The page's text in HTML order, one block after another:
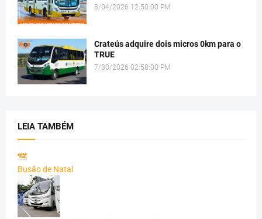
8/04/2026 12:50:00 PM
Crateús adquire dois micros 0km para o
TRUE
7/30/2026 02:58:00 PM
LEIA TAMBÉM
Busão de Natal